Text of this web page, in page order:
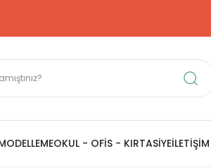
OKUL - OFİS - KIRTASİYEİLETİŞİM